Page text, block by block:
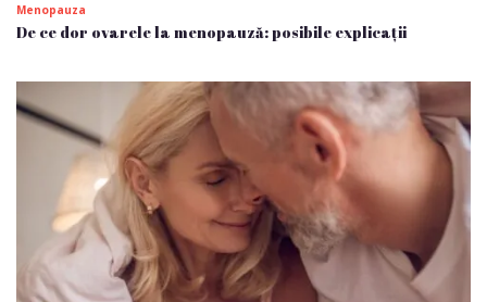
Menopauza
De ce dor ovarele la menopauză: posibile explicații